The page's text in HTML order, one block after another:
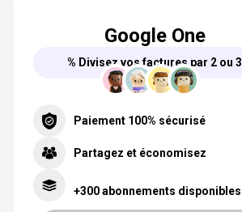
Google One
% Divisez vos factures par 2 ou 3
Paiement 100% sécurisé
Partagez et économisez
+300 abonnements disponibles